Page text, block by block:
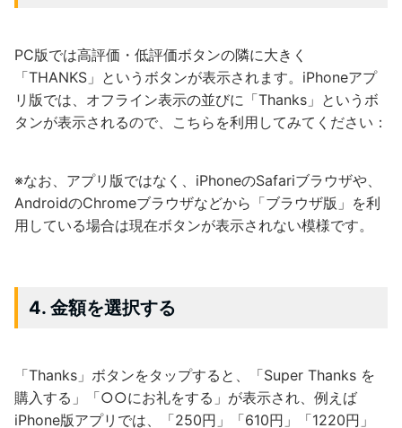
PC版では高評価・低評価ボタンの隣に大きく
「THANKS」というボタンが表示されます。iPhoneアプ
リ版では、オフライン表示の並びに「Thanks」というボ
タンが表示されるので、こちらを利用してみてください：
※なお、アプリ版ではなく、iPhoneのSafariブラウザや、
AndroidのChromeブラウザなどから「ブラウザ版」を利
用している場合は現在ボタンが表示されない模様です。
4. 金額を選択する
「Thanks」ボタンをタップすると、「Super Thanks を
購入する」「○○にお礼をする」が表示され、例えば
iPhone版アプリでは、「250円」「610円」「1220円」